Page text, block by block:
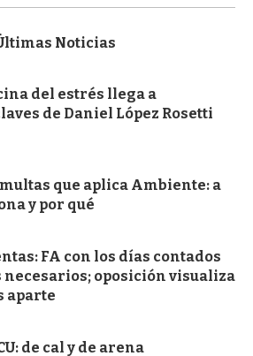
Noticias
del estrés llega a
de Daniel López Rosetti
que aplica Ambiente: a
y por qué
FA con los días contados
oposición visualiza
aparte
de cal y de arena